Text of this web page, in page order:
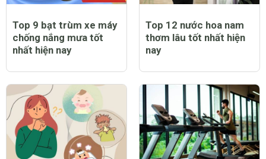
Top 9 bạt trùm xe máy
chống nắng mưa tốt
nhất hiện nay
Top 12 nước hoa nam
thơm lâu tốt nhất hiện
nay